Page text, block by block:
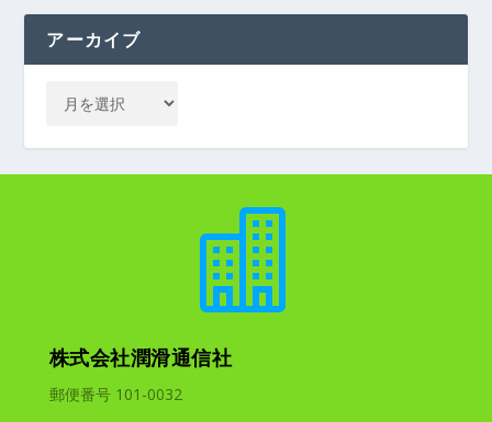
アーカイブ

株式会社潤滑通信社
郵便番号 101-0032